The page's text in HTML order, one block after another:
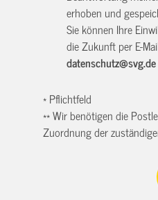
erhoben und
Sie können Ihre
die Zukunft per E-
datenschutz@svg.de
* Pflichtfeld
** Wir benötigen die
Zuordnung der